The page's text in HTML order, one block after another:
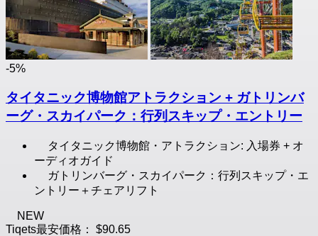
-5%
タイタニック博物館アトラクション + ガトリンバ
ーグ・スカイパーク：行列スキップ・エントリー
タイタニック博物館・アトラクション: 入場券 + オ
ーディオガイド
ガトリンバーグ・スカイパーク：行列スキップ・エ
ントリー＋チェアリフト
NEW
Tiqets最安価格：
$90.65